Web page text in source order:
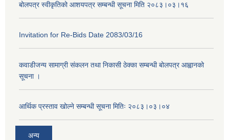
बोलपत्र स्वीकृतिको आशयपत्र सम्बन्धी सूचना मिति २०८३।०३।१६
Invitation for Re-Bids Date 2083/03/16
कवाडीजन्य सामाग्री संकलन तथा निकासी ठेक्का सम्बन्धी बोलपत्र आह्वानको
सूचना ।
आर्थिक प्रस्ताव खोल्ने सम्बन्धी सूचना मितिः २०८३।०३।०४
अन्य